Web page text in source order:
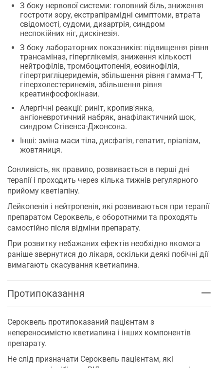
З боку нервової системи: головний біль, зниження
гостроти зору, екстрапірамідні симптоми, втрата
свідомості, судоми, дизартрія, синдром
неспокійних ніг, дискінезія.
З боку лабораторних показників: підвищення рівня
трансаміназ, гіперглікемія, зниження кількості
нейтрофілів, тромбоцитопенія, еозинофілія,
гіпертригліцеридемія, збільшення рівня гамма-ГТ,
гіперхолестеринемія, збільшення рівня
креатинфосфокінази.
Алергічні реакції: риніт, кропив'янка,
ангіоневротичний набряк, анафілактичний шок,
синдром Стівенса-Джонсона.
Інші: зміна маси тіла, дисфагія, гепатит, пріапізм,
жовтяниця.
Сонливість, як правило, розвивається в перші дні
терапії і проходить через кілька тижнів регулярного
прийому кветіапіну.
Лейкопенія і нейтропенія, які розвиваються при терапії
препаратом Сероквель, є оборотними та проходять
самостійно після відміни препарату.
При розвитку небажаних ефектів необхідно якомога
раніше звернутися до лікаря, оскільки деякі побічні дії
вимагають скасування кветиапина.
Протипоказання
Сероквель протипоказаний пацієнтам з
непереносимістю кветиапина і інших компонентів
препарату.
Не слід призначати Сероквель пацієнтам, які